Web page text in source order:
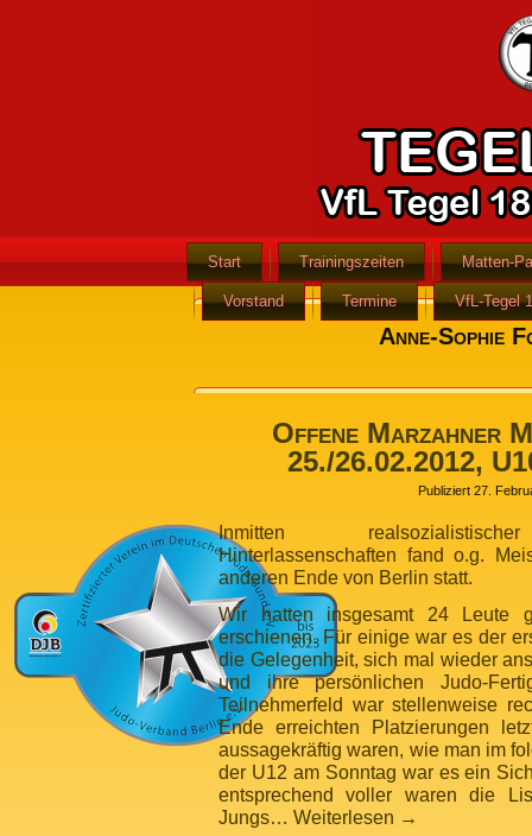
Start Trainingszeiten Matten-
Vorstand Termine VfL-Tegel
Anne-Sophie
Offene Marzahner
25./26.02.2012,
Publiziert 27.
Inmitten
Hinterlassenschaften fand o.g.
anderen Ende von Berlin statt.
Wir hatten insgesamt 24 Leute
erschienen. Für einige war es der
die Gelegenheit, sich mal wieder
und ihre persönlichen Judo-
Teilnehmerfeld war stellenweise
Ende erreichten Platzierungen
aussagekräftig waren, wie man im
der U12 am Sonntag war es ein
entsprechend voller waren die
Jungs… Weiterlesen →